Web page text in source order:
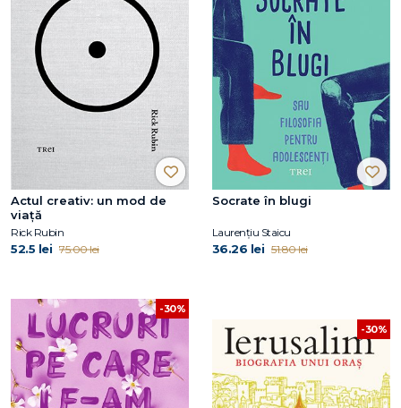
Actul creativ: un mod de
viață
Rick Rubin
52.5 lei 75.00 lei
Socrate în blugi
Laurențiu Staicu
36.26 lei 51.80 lei
-30%
-30%